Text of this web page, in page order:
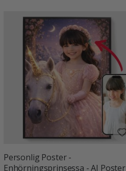
Personlig Poster -
Enhörningsprinsessa - AI Poster